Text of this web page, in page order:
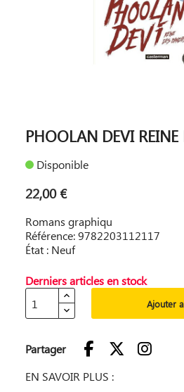
PHOOLAN DEVI
Disponible
22,00 €
Romans graphiqu
Référence: 9782203112117
État : Neuf
Derniers articles en stock
Ajouter
Partager
EN SAVOIR PLUS :